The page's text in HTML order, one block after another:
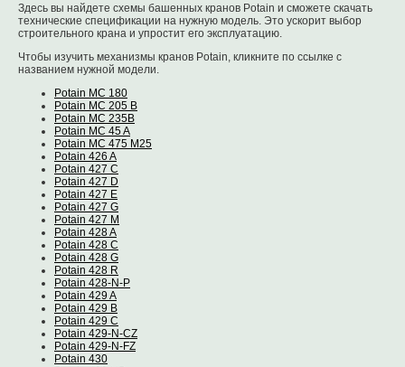
Здесь вы найдете схемы башенных кранов Potain и сможете скачать
технические спецификации на нужную модель. Это ускорит выбор
строительного крана и упростит его эксплуатацию.
Чтобы изучить механизмы кранов Potain, кликните по ссылке с
названием нужной модели.
Potain MC 180
Potain MC 205 B
Potain MC 235B
Potain MC 45 A
Potain MC 475 M25
Potain 426 A
Potain 427 C
Potain 427 D
Potain 427 E
Potain 427 G
Potain 427 M
Potain 428 A
Potain 428 C
Potain 428 G
Potain 428 R
Potain 428-N-P
Potain 429 A
Potain 429 B
Potain 429 C
Potain 429-N-CZ
Potain 429-N-FZ
Potain 430